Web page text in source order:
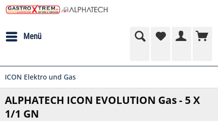
Menü
ICON Elektro und Gas
ALPHATECH ICON EVOLUTION Gas - 5 X
1/1 GN